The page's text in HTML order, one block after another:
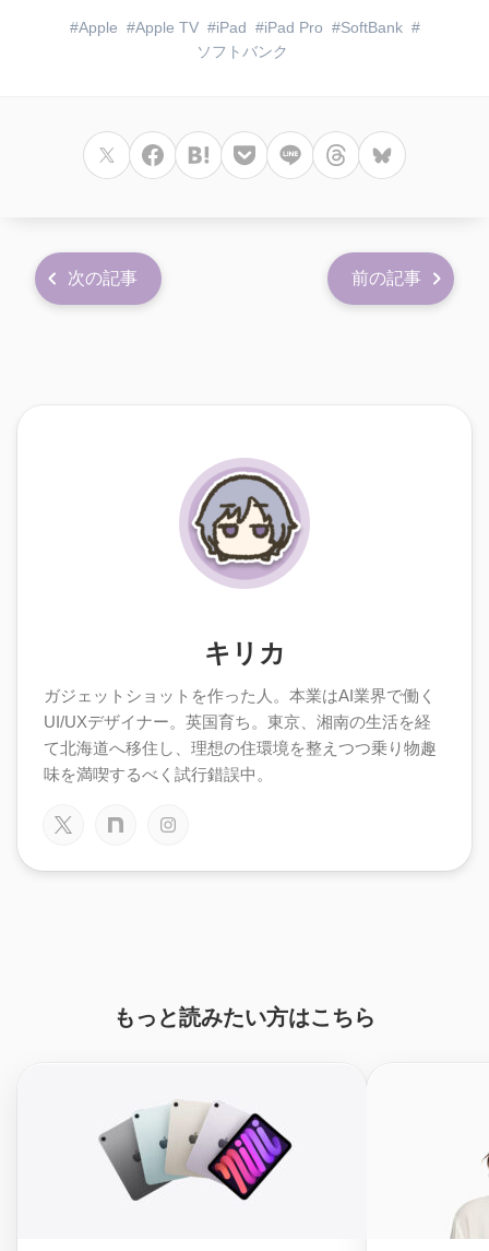
Apple Apple TV iPad iPad Pro
SoftBank
ソフトバンク
次の記事 前の記事
キリカ
ガジェットショットを作った人。本業はAI業界で働く
UI/UXデザイナー。英国育ち。東京、湘南の生活を経
て北海道へ移住し、理想の住環境を整えつつ乗り物趣
味を満喫するべく試行錯誤中。
もっと読みたい方はこちら